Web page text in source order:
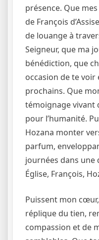
présence. Que
de François
de louange à
Seigneur, que ma
bénédiction, que
occasion de te voir
prochains. Que
témoignage vivant
pour l’humanité.
Hozana monter
parfum,
journées dans une
Église, François,
Puissent mon
réplique du tien,
compassion et de